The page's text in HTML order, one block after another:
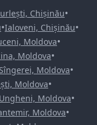
Chișinău•
•Ialoveni, Chișinău•
Moldova•
Moldova•
Sîngerei, Moldova•
Moldova•
Ungheni, Moldova•
Moldova•